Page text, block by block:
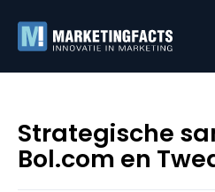
Strategische
Bol.com en